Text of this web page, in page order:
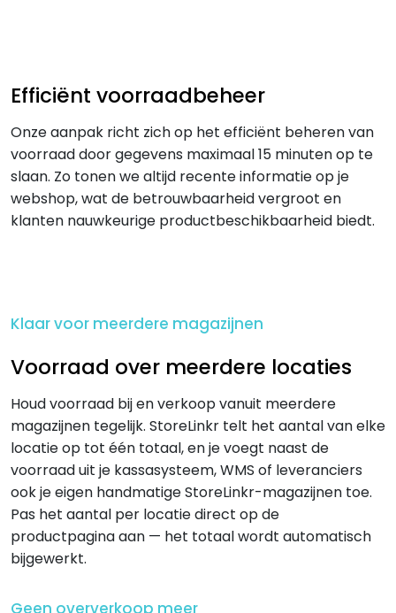
Efficiënt voorraadbeheer
Onze aanpak richt zich op het efficiënt beheren van
voorraad door gegevens maximaal 15 minuten op te
slaan. Zo tonen we altijd recente informatie op je
webshop, wat de betrouwbaarheid vergroot en
klanten nauwkeurige productbeschikbaarheid biedt.
Klaar voor meerdere magazijnen
Voorraad over meerdere locaties
Houd voorraad bij en verkoop vanuit meerdere
magazijnen tegelijk. StoreLinkr telt het aantal van elke
locatie op tot één totaal, en je voegt naast de
voorraad uit je kassasysteem, WMS of leveranciers
ook je eigen handmatige StoreLinkr-magazijnen toe.
Pas het aantal per locatie direct op de
productpagina aan — het totaal wordt automatisch
bijgewerkt.
Geen oververkoop meer